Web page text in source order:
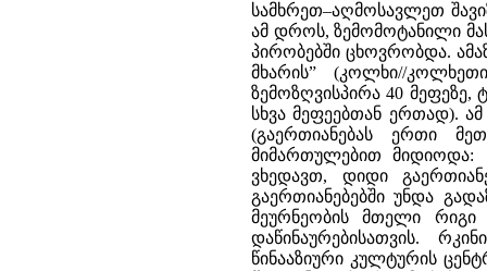
სამხრეთ–აღმოსავლეთ
ამ დროს, ზემომოტანილი
პირობებში ცხოვრობდა.
მხარის” (კოლხი//
ზემოზღვისპირა 40
სხვა მეფეებთან ერთად).
(გაერთიანებას ერთი
მიმართულებით მიდიოდა:
ვხედავთ, დიდი
გაერთიანებებში უნდა
მეურნეობის მთელი რიგი
დაწინაურებისათვის.
წინააზიური კულტურის